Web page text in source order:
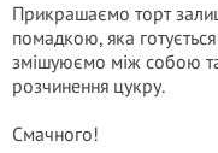
Прикрашаємо торт
помадкою, яка готується
змішуюємо між собою
розчинення цукру.
Смачного!